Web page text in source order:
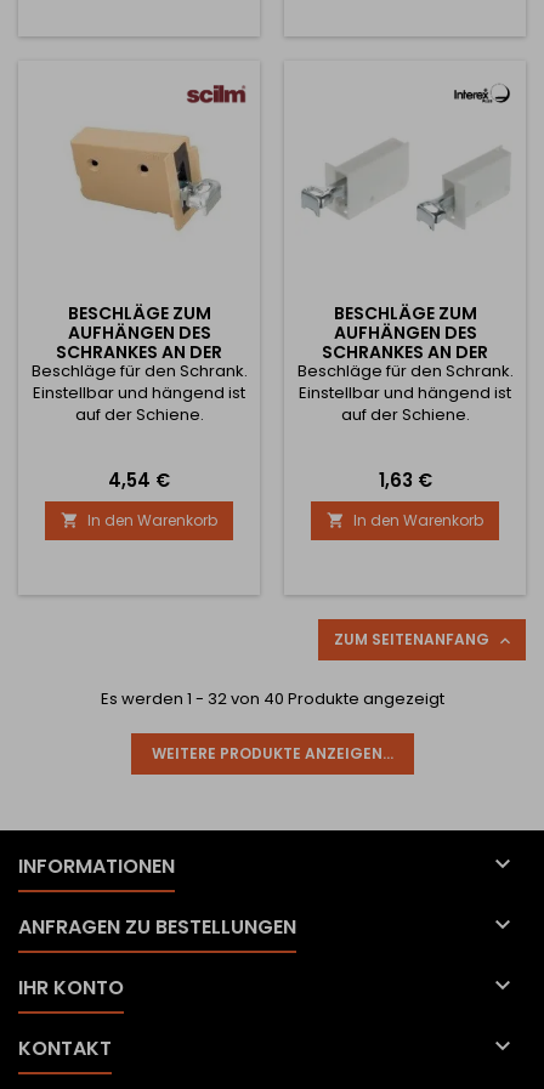
Schrauben mit einem
entsprechenden Dübel. Die
werksseitig für eine
einfache...
BESCHLÄGE ZUM
AUFHÄNGEN DES
SCHRANKES AN DER
SCHIENE - BUCHE / PAAR
Beschläge für den Schrank.
Einstellbar und hängend ist
auf der Schiene.
Preis
4,54 €
 In den Warenkorb
BESCHLÄGE ZUM
AUFHÄNGEN DES
SCHRANKES AN DER
SCHIENE - WEISS / PAAR
Beschläge für den Schrank.
Einstellbar und hängend ist
auf der Schiene.
Preis
1,63 €
 In den Warenkorb
ZUM SEITENANFANG 
Es werden 1 - 32 von 40 Produkte angezeigt
WEITERE PRODUKTE ANZEIGEN...
INFORMATIONEN 
ANFRAGEN ZU BESTELLUNGEN 
IHR KONTO 
KONTAKT 